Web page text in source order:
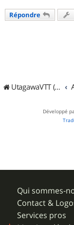
Répondre
UtagawaVTT (Randos VTT et VTTAE avec traces GPS)
Développé
Qui sommes-
Contact &
Services pros